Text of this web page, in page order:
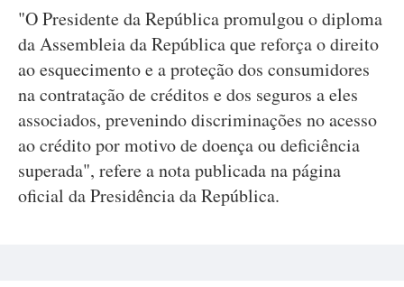
"O Presidente da República promulgou o diploma
da Assembleia da República que reforça o direito
ao esquecimento e a proteção dos consumidores
na contratação de créditos e dos seguros a eles
associados, prevenindo discriminações no acesso
ao crédito por motivo de doença ou deficiência
superada", refere a nota publicada na página
oficial da Presidência da República.